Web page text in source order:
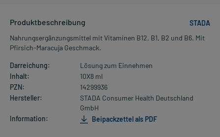
Produktbeschreibung
STADA
Nahrungsergänzungsmittel mit Vitaminen B12, B1, B2 und B6. Mit
Pfirsich-Maracuja Geschmack.
Darreichung:
Lösung zum Einnehmen
Inhalt:
10X8 ml
PZN:
14299936
Hersteller:
STADA Consumer Health Deutschland
GmbH
Information:
Beipackzettel als PDF